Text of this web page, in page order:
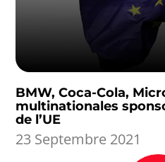
BMW, Coca-Cola,
multinationales
de l’UE
23 Septembre 2021